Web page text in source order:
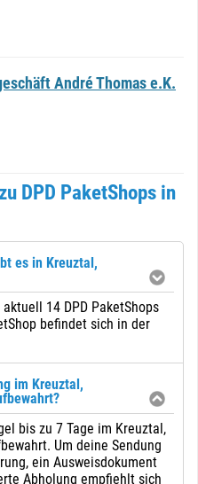
André Thomas e.K.
DPD PaketShops in
es in Kreuztal,
14 DPD PaketShops
befindet sich in der
im Kreuztal,
bis zu 7 Tage im Kreuztal,
Um deine Sendung
ein Ausweisdokument
Abholung empfiehlt sich